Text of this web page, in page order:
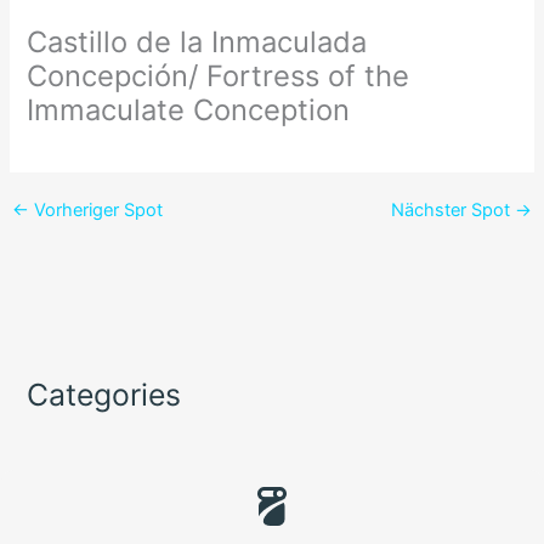
Castillo de la Inmaculada
Concepción/ Fortress of the
Immaculate Conception
← Vorheriger Spot Nächster Spot →
Categories